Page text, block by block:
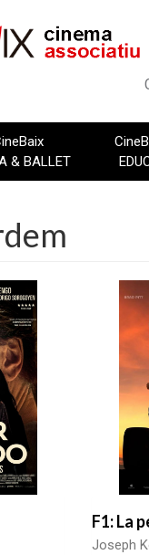
& BALLET
F1: La
Joseph